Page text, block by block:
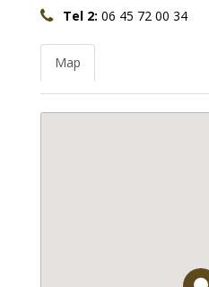
Tel 2: 06 45 72 00 34
Map